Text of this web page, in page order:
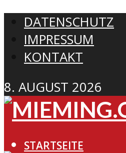
DATENSCHUTZ
IMPRESSUM
KONTAKT
8. AUGUST 2026
STARTSEITE